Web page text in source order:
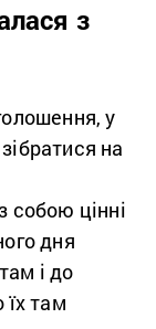
з
у
на
собою цінні
дня
і до
їх там